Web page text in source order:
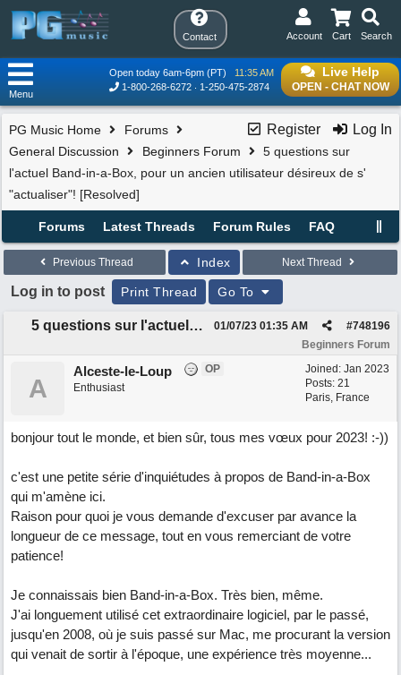
Contact Search
Cart
Account
Live Help
OPEN - CHAT NOW
Open today 6am-6pm (PT)
11:35 AM
1-800-268-6272
1-250-475-2874
Menu
Register Log In
PG Music Home
Forums
General Discussion
Beginners Forum
5 questions sur
l'actuel Band-in-a-Box, pour un ancien utilisateur désireux de s'
"actualiser"! [Resolved]
Forums Latest Threads Forum Rules FAQ
Previous Thread Index Next Thread
Log in to post Print Thread Go To
5 questions sur l'actuel Band-in-a-Box, pour un ancien utilisateur désireux de s' "actualiser"! [Resolved] #748196
01/07/23 01:35 AM
Beginners Forum
Joined: Jan 2023
Posts: 21
Paris, France
A
Alceste-le-Loup
OP
Enthusiast
bonjour tout le monde, et bien sûr, tous mes vœux pour 2023! :-))
c'est une petite série d'inquiétudes à propos de Band-in-a-Box
qui m'amène ici.
Raison pour quoi je vous demande d'excuser par avance la
longueur de ce message, tout en vous remerciant de votre
patience!
Je connaissais bien Band-in-a-Box. Très bien, même.
J'ai longuement utilisé cet extraordinaire logiciel, par le passé,
jusqu'en 2008, où je suis passé sur Mac, me procurant la version
qui venait de sortir à l'époque, une expérience très moyenne...